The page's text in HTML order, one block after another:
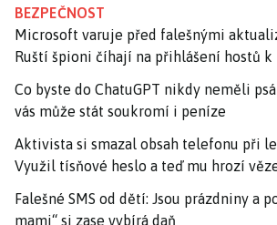
BEZPEČNOST
Microsoft varuje před falešnými
Ruští špioni číhají na přihlášení hostů
Co byste do ChatuGPT nikdy neměli
vás může stát soukromí i peníze
Aktivista si smazal obsah telefonu při
Využil tísňové heslo a teď mu hrozí
Falešné SMS od dětí: Jsou prázdniny a
mami“ si zase vybírá daň